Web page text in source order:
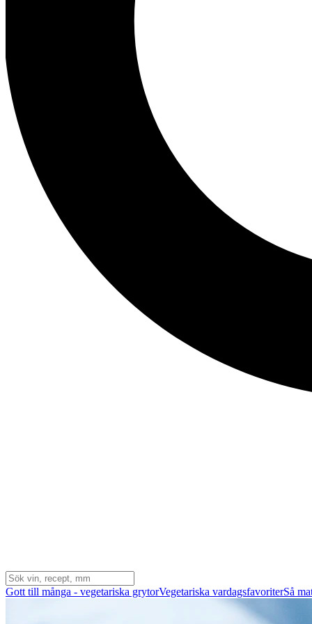
Gott till många - vegetariska grytorVegetariska vardagsfavoriterSå